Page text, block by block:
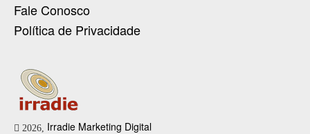
Fale Conosco
Política de Privacidade
2026, Irradie Marketing Digital